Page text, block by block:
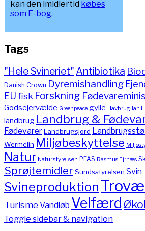
kan den imidlertid købes
som E-bog.
Tags
"Hele Svineriet" Antibiotika
Danish Crown Dyremishandling
EUfisk Forskning
Godsejervælde Greenpeace gylle Havbrug Ian
landbrug Landbrug &
FødevarerLandbrugsjord
Wermelin Miljøbeskyttelse
Natur Naturstyrelsen PFAS Rasmus Ejrnæs
Sprøjtemidler Sundsstyrelsen Svin
Svineproduktion
TurismeVandløb Velfærd
Toggle sidebar & navigation